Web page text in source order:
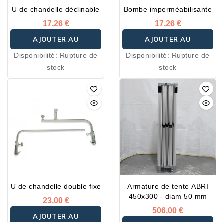
U de chandelle déclinable
17,26 €
AJOUTER AU
PANIER
Disponibilité: Rupture de
stock
Bombe imperméabilisante
17,26 €
AJOUTER AU
PANIER
Disponibilité: Rupture de
stock
U de chandelle double fixe
23,00 €
AJOUTER AU
Armature de tente ABRI
450x300 - diam 50 mm
506,00 €